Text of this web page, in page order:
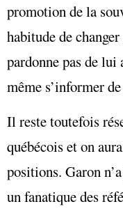
promotion de la
habitude de
pardonne pas de lui
même s’informer
Il reste toutefois
québécois et on
positions. Garon
un fanatique des